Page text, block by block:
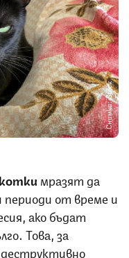
Снимка: iStock
котки мразят да
периоди от време и
ако бъдат
Това, за